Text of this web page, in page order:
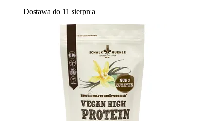
Dostawa do 11 sierpnia